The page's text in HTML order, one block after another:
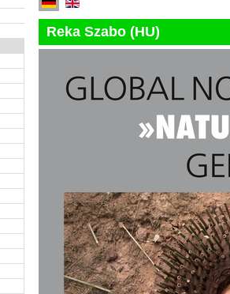
Reka Szabo (HU)